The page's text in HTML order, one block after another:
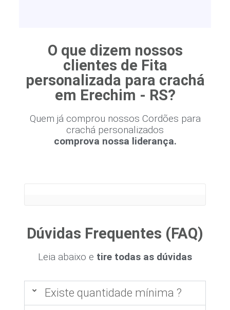
O que dizem nossos
clientes de Fita
personalizada para crachá
em Erechim - RS?
Quem já comprou nossos Cordões para
crachá personalizados
comprova nossa liderança.
Dúvidas Frequentes (FAQ)
Leia abaixo e tire todas as dúvidas
Existe quantidade mínima ?